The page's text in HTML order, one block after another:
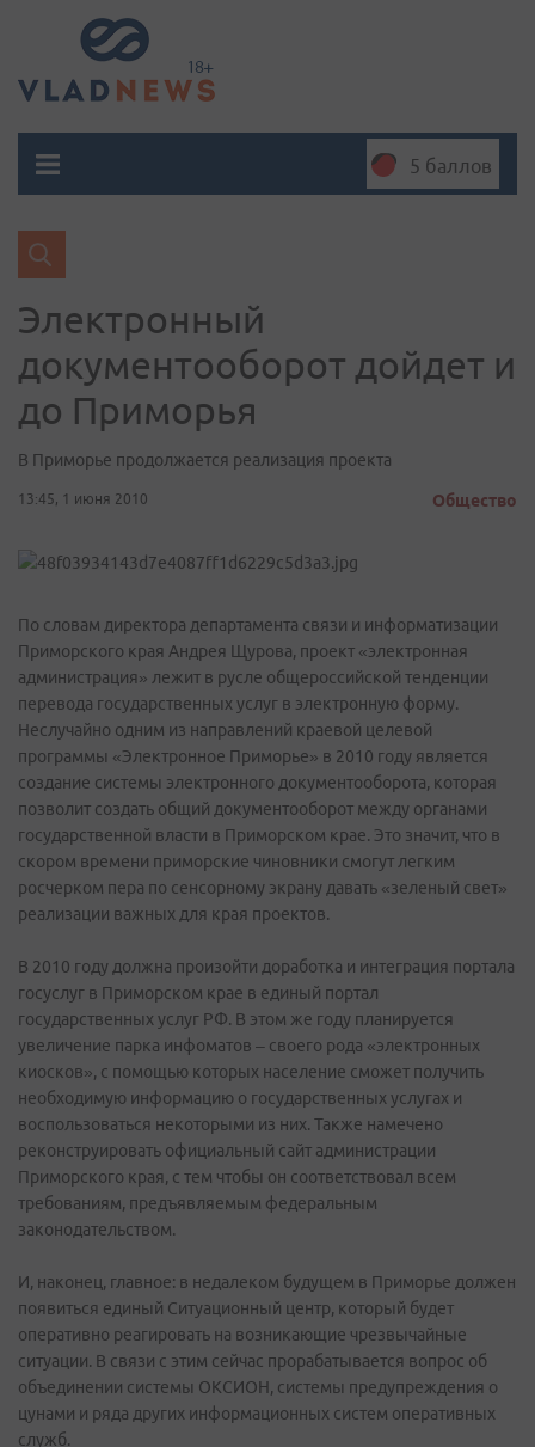
5 баллов
Электронный
документооборот дойдет и
до Приморья
В Приморье продолжается реализация проекта
13:45, 1 июня 2010 Общество
По словам директора департамента связи и информатизации
Приморского края Андрея Щурова, проект «электронная
администрация» лежит в русле общероссийской тенденции
перевода государственных услуг в электронную форму.
Неслучайно одним из направлений краевой целевой
программы «Электронное Приморье» в 2010 году является
создание системы электронного документооборота, которая
позволит создать общий документооборот между органами
государственной власти в Приморском крае. Это значит, что в
скором времени приморские чиновники смогут легким
росчерком пера по сенсорному экрану давать «зеленый свет»
реализации важных для края проектов.
В 2010 году должна произойти доработка и интеграция портала
госуслуг в Приморском крае в единый портал
государственных услуг РФ. В этом же году планируется
увеличение парка инфоматов – своего рода «электронных
киосков», с помощью которых население сможет получить
необходимую информацию о государственных услугах и
воспользоваться некоторыми из них. Также намечено
реконструировать официальный сайт администрации
Приморского края, с тем чтобы он соответствовал всем
требованиям, предъявляемым федеральным
законодательством.
И, наконец, главное: в недалеком будущем в Приморье должен
появиться единый Ситуационный центр, который будет
оперативно реагировать на возникающие чрезвычайные
ситуации. В связи с этим сейчас прорабатывается вопрос об
объединении системы ОКСИОН, системы предупреждения о
цунами и ряда других информационных систем оперативных
служб.